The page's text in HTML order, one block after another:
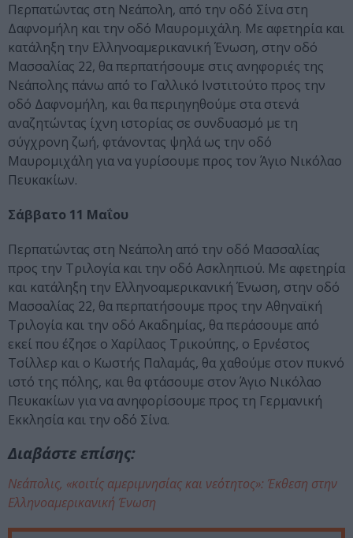
Περπατώντας στη Νεάπολη, από την οδό Σίνα στη
Δαφνομήλη και την οδό Μαυρομιχάλη. Με αφετηρία και
κατάληξη την Ελληνοαμερικανική Ένωση, στην οδό
Μασσαλίας 22, θα περπατήσουμε στις ανηφοριές της
Νεάπολης πάνω από το Γαλλικό Ινστιτούτο προς την
οδό Δαφνομήλη, και θα περιηγηθούμε στα στενά
αναζητώντας ίχνη ιστορίας σε συνδυασμό με τη
σύγχρονη ζωή, φτάνοντας ψηλά ως την οδό
Μαυρομιχάλη για να γυρίσουμε προς τον Άγιο Νικόλαο
Πευκακίων.
Σάββατο 11 Μαΐου
Περπατώντας στη Νεάπολη από την οδό Μασσαλίας
προς την Τριλογία και την οδό Ασκληπιού. Με αφετηρία
και κατάληξη την Ελληνοαμερικανική Ένωση, στην οδό
Μασσαλίας 22, θα περπατήσουμε προς την Αθηναϊκή
Τριλογία και την οδό Ακαδημίας, θα περάσουμε από
εκεί που έζησε ο Χαρίλαος Τρικούπης, ο Ερνέστος
Τσίλλερ και ο Κωστής Παλαμάς, θα χαθούμε στον πυκνό
ιστό της πόλης, και θα φτάσουμε στον Άγιο Νικόλαο
Πευκακίων για να ανηφορίσουμε προς τη Γερμανική
Εκκλησία και την οδό Σίνα.
Διαβάστε επίσης:
Νεάπολις, «κοιτίς αμεριμνησίας και νεότητος»: Έκθεση στην
Ελληνοαμερικανική Ένωση